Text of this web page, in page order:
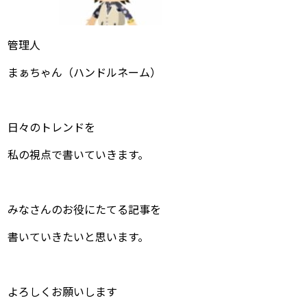
管理人
まぁちゃん（ハンドルネーム）
日々のトレンドを
私の視点で書いていきます。
みなさんのお役にたてる記事を
書いていきたいと思います。
よろしくお願いします